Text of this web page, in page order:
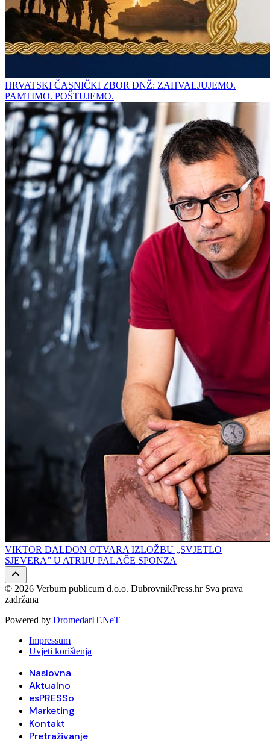
HRVATSKI ČASNIČKI ZBOR DNŽ: ZAHVALJUJEMO.
PAMTIMO. POŠTUJEMO.
VIKTOR DALDON OTVARA IZLOŽBU „SVJETLO
SJEVERA” U ATRIJU PALAČE SPONZA
© 2026 Verbum publicum d.o.o. DubrovnikPress.hr Sva prava
zadržana
Powered by DromedarIT.NeT
Impressum
Uvjeti korištenja
Naslovna
Aktualno
esPRESSo
Marketing
Kontakt
Pretraživanje